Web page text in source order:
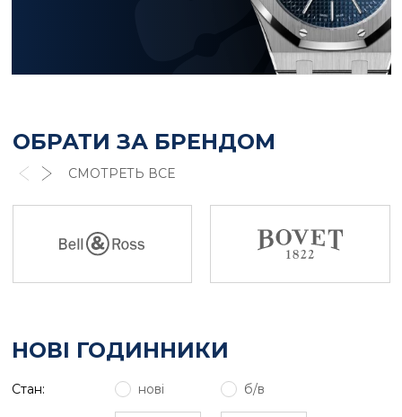
ОБРАТИ ЗА БРЕНДОМ
СМОТРЕТЬ ВСЕ
НОВІ ГОДИННИКИ
Стан: нові б/в